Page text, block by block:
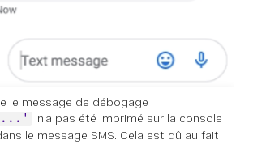
le message de débogage
n'a pas été imprimé sur la console
le message SMS. Cela est dû au fait